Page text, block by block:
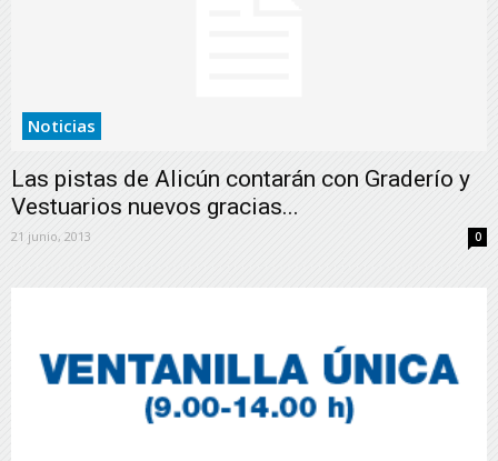
Noticias
Las pistas de Alicún contarán con Graderío y
Vestuarios nuevos gracias...
21 junio, 2013 0